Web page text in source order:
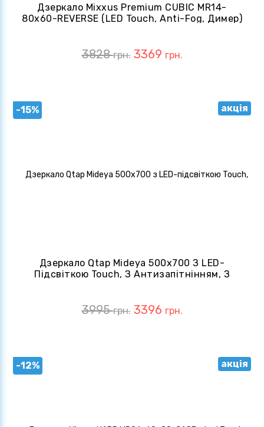
Дзеркало Mixxus Premium CUBIC MR14-
80x60-REVERSE (LED Touch, Anti-Fog, Димер)
3828грн. 3369 грн.
-15% акція
Дзеркало Qtap Mideya 500х700 З LED-
Підсвіткою Touch, З Антизапітнінням, З
3995грн. 3396 грн.
-12% акція